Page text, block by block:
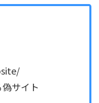
サイト